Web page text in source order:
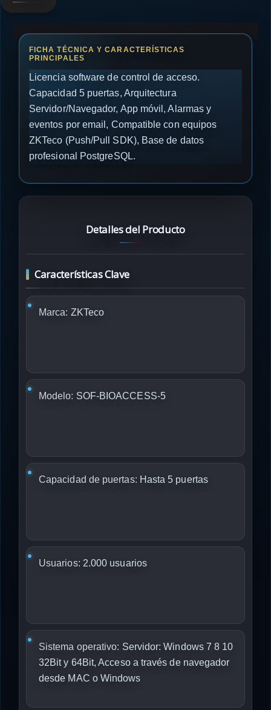
Licencia software de control de acceso.
Capacidad 5 puertas, Arquitectura
Servidor/Navegador, App móvil, Alarmas y
eventos por email, Compatible con equipos
ZKTeco (Push/Pull SDK), Base de datos
profesional PostgreSQL.
Detalles del Producto
Características Clave
Marca: ZKTeco
Modelo: SOF-BIOACCESS-5
Capacidad de puertas: Hasta 5 puertas
Usuarios: 2.000 usuarios
Sistema operativo: Servidor: Windows 7 8 10
32Bit y 64Bit, Acceso a través de navegador
desde MAC o Windows